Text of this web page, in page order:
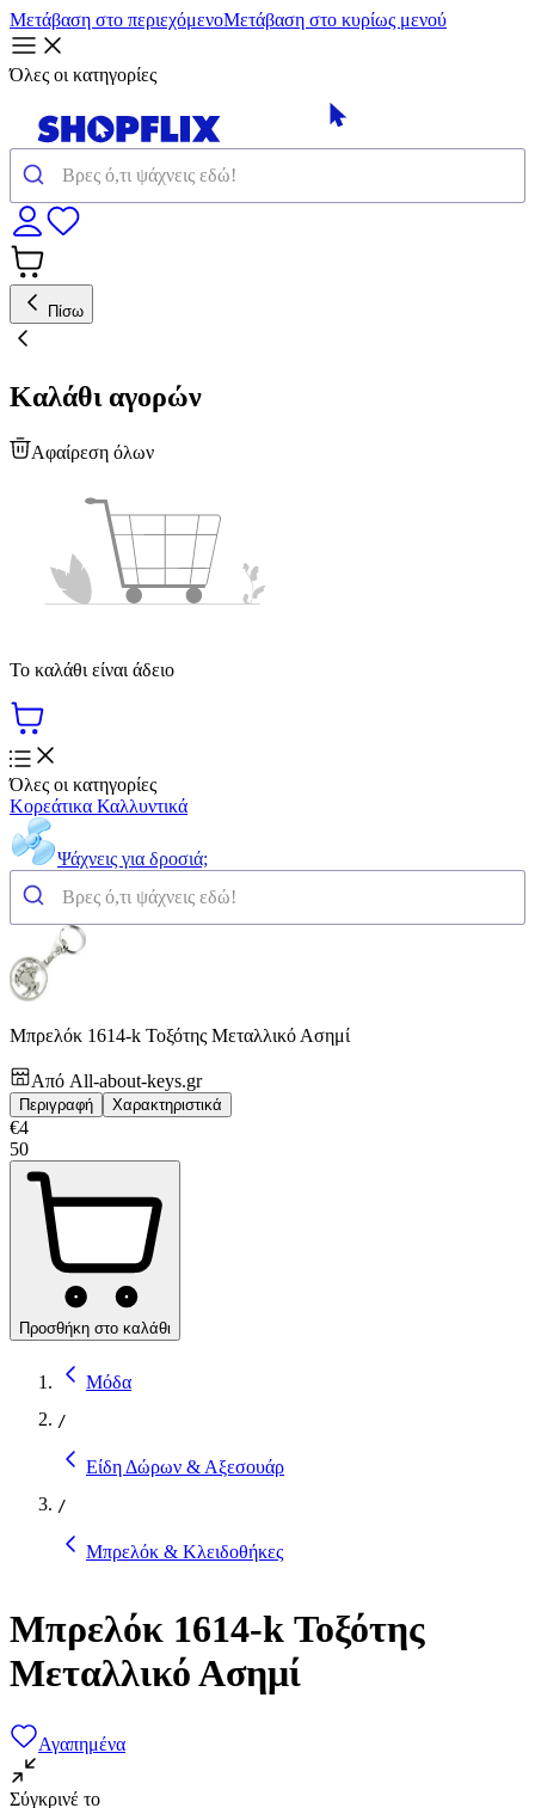
Μετάβαση στο περιεχόμενοΜετάβαση στο κυρίως μενού
Όλες οι κατηγορίες
Πίσω
Καλάθι αγορών
Αφαίρεση όλων
Το καλάθι είναι άδειο
Όλες οι κατηγορίες
Κορεάτικα Καλλυντικά
Ψάχνεις για δροσιά;
Μπρελόκ 1614-k Τοξότης Μεταλλικό Ασημί
Από All-about-keys.gr
Περιγραφή Χαρακτηριστικά
€4
50
Προσθήκη στο καλάθι
Μόδα
/
Είδη Δώρων & Αξεσουάρ
/
Μπρελόκ & Κλειδοθήκες
Μπρελόκ 1614-k Τοξότης
Μεταλλικό Ασημί
Αγαπημένα
Σύγκρινέ το